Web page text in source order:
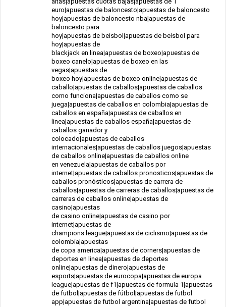
euro|apuestas de baloncesto|apuestas de baloncesto
hoy|apuestas de baloncesto nba|apuestas de
baloncesto para
hoy|apuestas de beisbol|apuestas de beisbol para
hoy|apuestas de
blackjack en linea|apuestas de boxeo|apuestas de
boxeo canelo|apuestas de boxeo en las
vegas|apuestas de
boxeo hoy|apuestas de boxeo online|apuestas de
caballo|apuestas de caballos|apuestas de caballos
como funciona|apuestas de caballos como se
juega|apuestas de caballos en colombia|apuestas de
caballos en españa|apuestas de caballos en
linea|apuestas de caballos españa|apuestas de
caballos ganador y
colocado|apuestas de caballos
internacionales|apuestas de caballos juegos|apuestas
de caballos online|apuestas de caballos online
en venezuela|apuestas de caballos por
internet|apuestas de caballos pronosticos|apuestas de
caballos pronósticos|apuestas de carrera de
caballos|apuestas de carreras de caballos|apuestas de
carreras de caballos online|apuestas de
casino|apuestas
de casino online|apuestas de casino por
internet|apuestas de
champions league|apuestas de ciclismo|apuestas de
colombia|apuestas
de copa america|apuestas de corners|apuestas de
deportes en linea|apuestas de deportes
online|apuestas de dinero|apuestas de
esports|apuestas de eurocopa|apuestas de europa
league|apuestas de f1|apuestas de formula 1|apuestas
de futbol|apuestas de fútbol|apuestas de futbol
app|apuestas de futbol argentina|apuestas de futbol